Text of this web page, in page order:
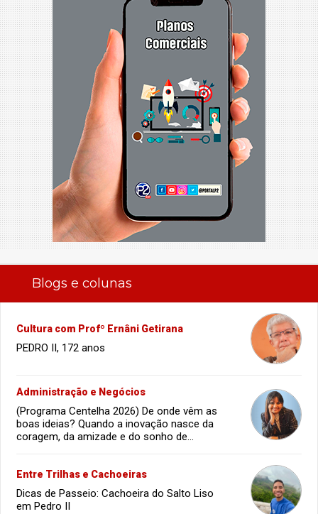
Blogs e colunas
Cultura com Profº Ernâni Getirana
PEDRO II, 172 anos
Administração e Negócios
(Programa Centelha 2026) De onde vêm as
boas ideias? Quando a inovação nasce da
coragem, da amizade e do sonho de
Entre Trilhas e Cachoeiras
Dicas de Passeio: Cachoeira do Salto Liso
em Pedro II